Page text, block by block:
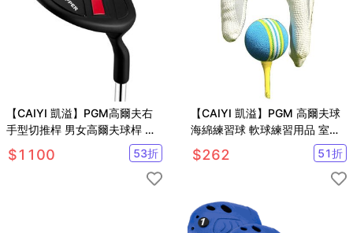
【CAIYI 凱溢】PGM高爾夫右
手型切推桿 男女高爾夫球桿 沙
坑桿/挖起桿
$1100 53折
【CAIYI 凱溢】PGM 高爾夫球
海綿練習球 軟球練習用品 室內
高爾夫用球 室內海棉球10顆
$262 51折